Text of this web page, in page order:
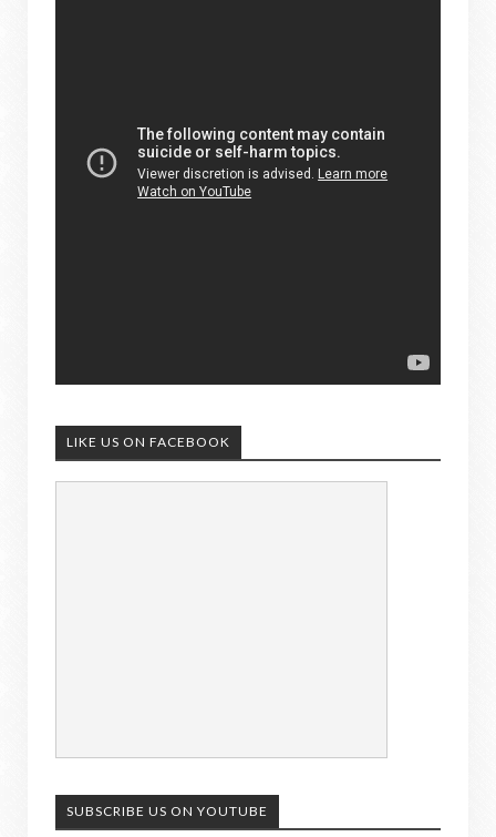
LIKE US ON FACEBOOK
SUBSCRIBE US ON YOUTUBE